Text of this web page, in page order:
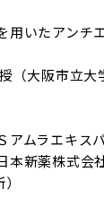
用いたアンチ
（大阪市立大
アムラエキス
本新薬株式会